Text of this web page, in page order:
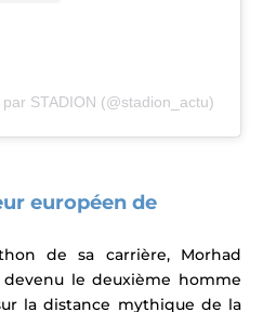
STADION (@stadion_actu)
européen de
de sa carrière, Morhad
le deuxième homme
la distance mythique de la